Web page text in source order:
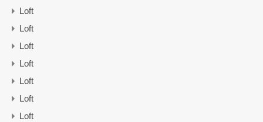
Loft
Loft
Loft
Loft
Loft
Loft
Loft